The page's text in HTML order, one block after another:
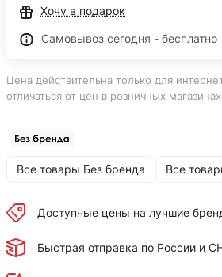
Хочу в подарок
Самовывоз сегодня - бесплатно
Цена действительна только для
отличаться от цен в розничных магазинах
Все товары Без бренда Все
Доступные цены на лучшие
Быстрая отправка по России и